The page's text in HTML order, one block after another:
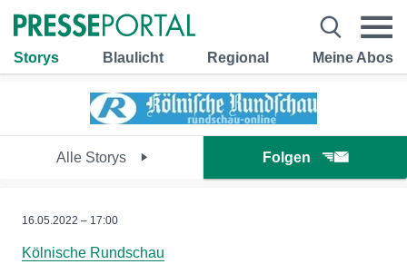
Storys Blaulicht Regional Meine Abos
Alle Storys Folgen
16.05.2022 – 17:00
Kölnische Rundschau